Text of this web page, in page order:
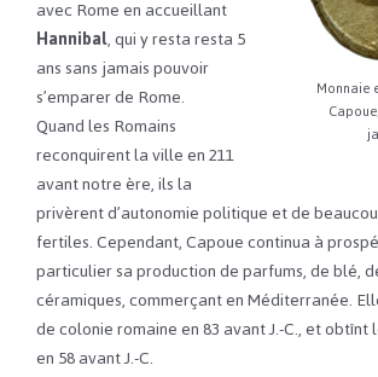
Monnaie
avec Rome en accueillant
Hannibal, qui y resta resta 5
ans sans jamais pouvoir
s’emparer de Rome.
Quand les Romains
reconquirent la ville en 211
avant notre ère, ils la
privèrent d’autonomie politique et de
fertiles. Cependant, Capoue continua à
particulier sa production de parfums, de blé,
céramiques, commerçant en Méditerranée.
de colonie romaine en 83 avant J.-C., et
en 58 avant J.-C.